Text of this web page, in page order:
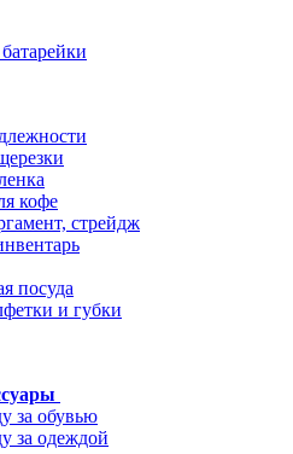
кофе
стрейдж
посуда
и губки
за обувью
за одеждой